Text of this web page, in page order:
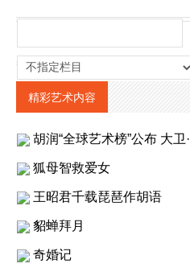
精彩艺术内容
胡润“全球艺术榜”公布 大卫
狐母智救爱女
王昭君千载琵琶作胡语
貂蝉拜月
奇婚记